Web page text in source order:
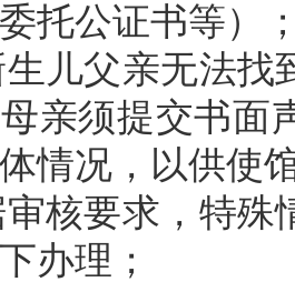
托公证书等）
儿父亲无法找
亲须提交书面
情况，以供使
核要求，特殊
办理 ；